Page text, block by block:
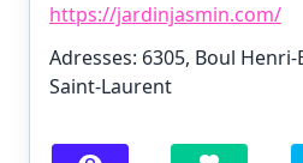
https://jardinjasmin.com/
Adresses: 6305, Boul
Saint-Laurent